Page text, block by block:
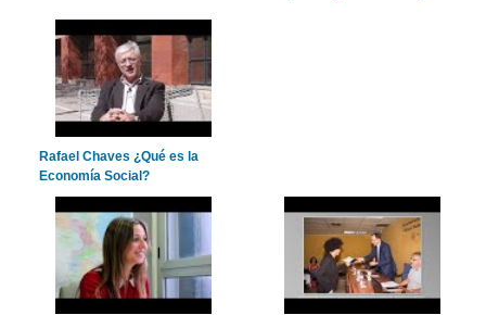
Rafael Chaves ¿Qué es la
Economía Social?